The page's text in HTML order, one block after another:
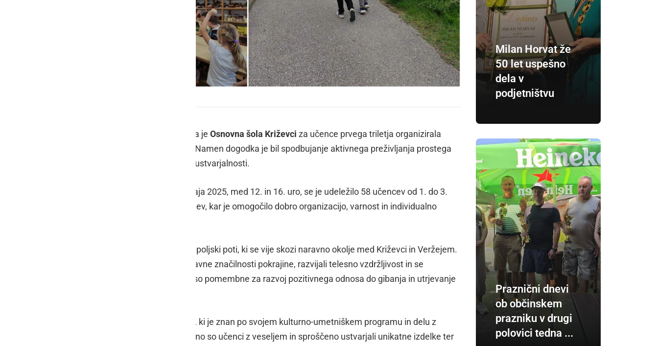
V okviru nadstandardnega programa je Osnovna šola Križevci za učence prvega triletja organizirala
vsebinsko bogat pohod do Veržeja. Namen dogodka je bil spodbujanje aktivnega preživljanja prostega
časa, razvijanje socialnih veščin ter ustvarjalnosti.
Dogodek, ki je potekal v sredo, 7. maja 2025, med 12. in 16. uro, se je udeležilo 58 učencev od 1. do 3.
razreda. Spremljalo jih je šest učiteljev, kar je omogočilo dobro organizacijo, varnost in individualno
Pohod je potekal po varni in slikoviti poljski poti, ki se vije skozi naravno okolje med Križevci in Veržejem.
Med potjo so učenci spoznavali naravne značilnosti pokrajine, razvijali telesno vzdržljivost in se
spontano družili. Takšne aktivnosti so pomembne za razvoj pozitivnega odnosa do gibanja in utrjevanje
, ki je znan po svojem kulturno-umetniškem programu in delu z
naravnimi materiali. V delavnici z glino so učenci z veseljem in sproščeno ustvarjali unikatne izdelke ter
Milan Horvat že
50 let uspešno
dela v
podjetništvu
Praznični dnevi
ob občinskem
prazniku v drugi
polovici tedna ...